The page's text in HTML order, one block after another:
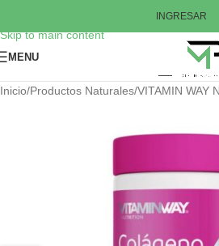
Skip to main content
INGRESAR
MENU
Inicio/Productos Naturales/VITAMIN WAY